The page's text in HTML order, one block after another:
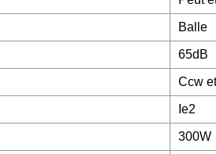
Balle
65dB
Ccw
Ie2
300W